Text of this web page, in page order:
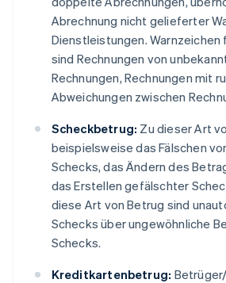
Abrechnung nicht gelieferter
Dienstleistungen.
sind Rechnungen von
Rechnungen, Rechnungen mit
Abweichungen zwischen
Scheckbetrug: Zu dieser Art
beispielsweise das Fälschen
Schecks, das Ändern des
das Erstellen gefälschter
diese Art von Betrug sind
Schecks über ungewöhnliche
Schecks.
Kreditkartenbetrug: